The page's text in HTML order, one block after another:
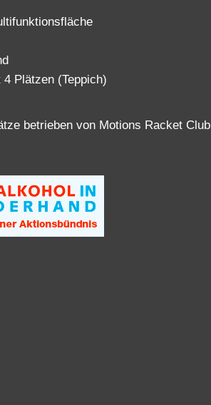
Plätzen (Teppich)
betrieben von Motions Racket Club